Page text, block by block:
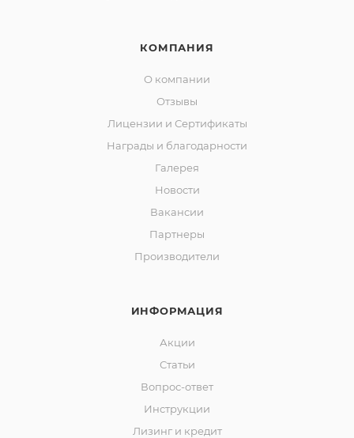
КОМПАНИЯ
О компании
Отзывы
Лицензии и Сертификаты
Награды и благодарности
Галерея
Новости
Вакансии
Партнеры
Производители
ИНФОРМАЦИЯ
Акции
Статьи
Вопрос-ответ
Инструкции
Лизинг и кредит